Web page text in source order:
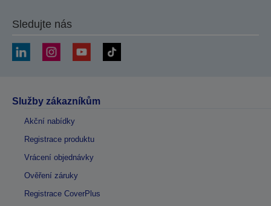
Sledujte nás
Služby zákazníkům
Akční nabídky
Registrace produktu
Vrácení objednávky
Ověření záruky
Registrace CoverPlus